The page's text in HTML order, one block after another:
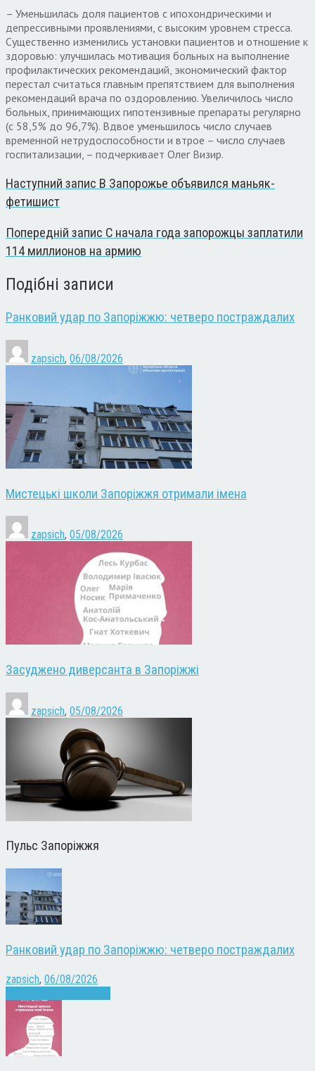
– Уменьшилась доля пациентов с ипохондрическими и
депрессивными проявлениями, с высоким уровнем стресса.
Существенно изменились установки пациентов и отношение к
здоровью: улучшилась мотивация больных на выполнение
профилактических рекомендаций, экономический фактор
перестал считаться главным препятствием для выполнения
рекомендаций врача по оздоровлению. Увеличилось число
больных, принимающих гипотензивные препараты регулярно
(с 58,5% до 96,7%). Вдвое уменьшилось число случаев
временной нетрудоспособности и втрое – число случаев
госпитализации, – подчеркивает Олег Визир.
Наступний запис В Запорожье объявился маньяк-
фетишист
Попередній запис С начала года запорожцы заплатили
114 миллионов на армию
Подібні записи
Ранковий удар по Запоріжжю: четверо постраждалих
zapsich, 06/08/2026
Мистецькі школи Запоріжжя отримали імена
zapsich, 05/08/2026
Засуджено диверсанта в Запоріжжі
zapsich, 05/08/2026
Пульс Запоріжжя
Ранковий удар по Запоріжжю: четверо постраждалих
zapsich, 06/08/2026